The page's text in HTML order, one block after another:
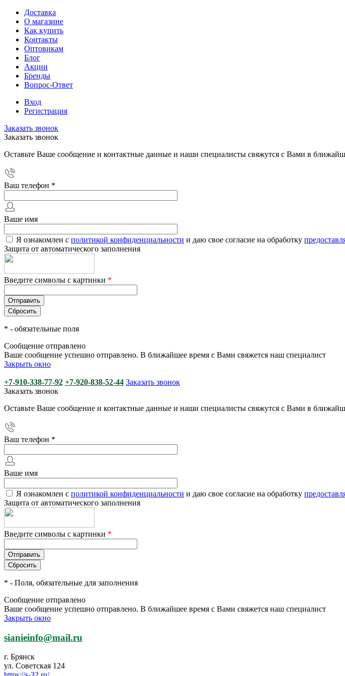
Доставка
О магазине
Как купить
Контакты
Оптовикам
Блог
Акции
Бренды
Вопрос-Ответ
Вход
Регистрация
Заказать звонок
Заказать звонок
Оставьте Ваше сообщение и контактные данные и наши специалисты свяжутся с Вами в
Ваш телефон *
Ваше имя
Я ознакомлен с политикой конфиденциальности и даю свое согласие на обработку
Защита от автоматического заполнения
Введите символы с картинки *
* - обязательные поля
Сообщение отправлено
Ваше сообщение успешно отправлено. В ближайшее время с Вами свяжется наш специалист
Закрыть окно
+7-910-338-77-92 +7-920-838-52-44 Заказать звонок
Заказать звонок
Оставьте Ваше сообщение и контактные данные и наши специалисты свяжутся с Вами в
Ваш телефон *
Ваше имя
Я ознакомлен с политикой конфиденциальности и даю свое согласие на обработку
Защита от автоматического заполнения
Введите символы с картинки *
* - Поля, обязательные для заполнения
Сообщение отправлено
Ваше сообщение успешно отправлено. В ближайшее время с Вами свяжется наш специалист
Закрыть окно
sianieinfo@mail.ru
г. Брянск
ул. Советская 124